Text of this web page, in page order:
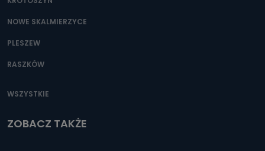
NOWE SKALMIERZYCE
PLESZEW
RASZKÓW
WSZYSTKIE
ZOBACZ TAKŻE